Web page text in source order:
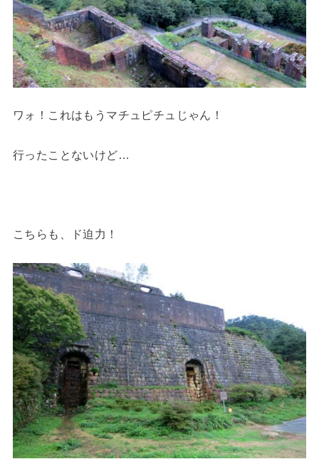
ワォ！これはもうマチュピチュじゃん！
行ったことないけど…
こちらも、ド迫力！